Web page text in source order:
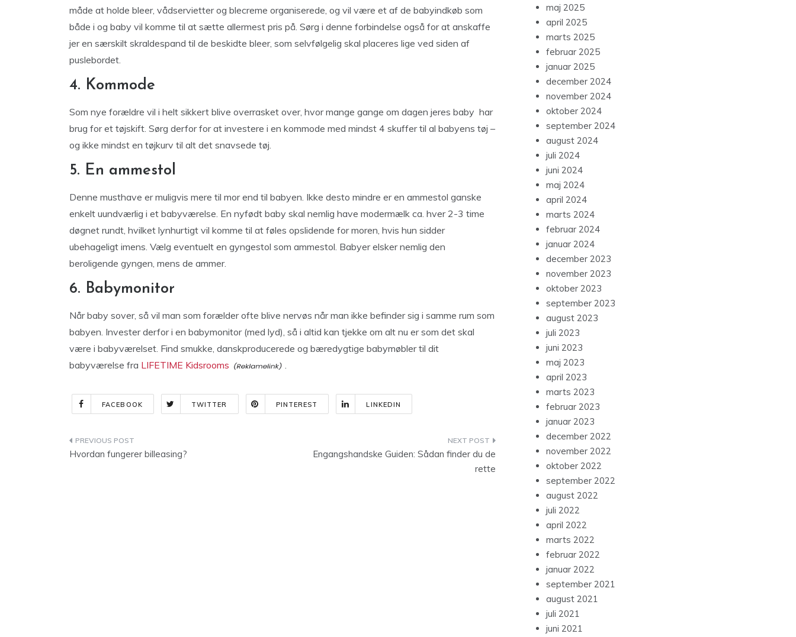
måde at holde bleer, vådservietter og blecreme organiserede, og vil være et af de babyindkøb som
både i og baby vil komme til at sætte allermest pris på. Sørg i denne forbindelse også for at anskaffe
jer en særskilt skraldespand til de beskidte bleer, som selvfølgelig skal placeres lige ved siden af
puslebordet.
4. Kommode
Som nye forældre vil i helt sikkert blive overrasket over, hvor mange gange om dagen jeres baby har
brug for et tøjskift. Sørg derfor for at investere i en kommode med mindst 4 skuffer til al babyens tøj –
og ikke mindst en tøjkurv til alt det snavsede tøj.
5. En ammestol
Denne musthave er muligvis mere til mor end til babyen. Ikke desto mindre er en ammestol ganske
enkelt uundværlig i et babyværelse. En nyfødt baby skal nemlig have modermælk ca. hver 2-3 time
døgnet rundt, hvilket lynhurtigt vil komme til at føles opslidende for moren, hvis hun sidder
ubehageligt imens. Vælg eventuelt en gyngestol som ammestol. Babyer elsker nemlig den
beroligende gyngen, mens de ammer.
6. Babymonitor
Når baby sover, så vil man som forælder ofte blive nervøs når man ikke befinder sig i samme rum som
babyen. Invester derfor i en babymonitor (med lyd), så i altid kan tjekke om alt nu er som det skal
være i babyværelset. Find smukke, danskproducerede og bæredygtige babymøbler til dit
babyværelse fra LIFETIME Kidsrooms .
FACEBOOK TWITTER PINTEREST LINKEDIN
Indlægsnavigation
Hvordan fungerer billeasing?
Engangshandske Guiden: Sådan finder du de
rette
maj 2025
april 2025
marts 2025
februar 2025
januar 2025
december 2024
november 2024
oktober 2024
september 2024
august 2024
juli 2024
juni 2024
maj 2024
april 2024
marts 2024
februar 2024
januar 2024
december 2023
november 2023
oktober 2023
september 2023
august 2023
juli 2023
juni 2023
maj 2023
april 2023
marts 2023
februar 2023
januar 2023
december 2022
november 2022
oktober 2022
september 2022
august 2022
juli 2022
april 2022
marts 2022
februar 2022
januar 2022
september 2021
august 2021
juli 2021
juni 2021